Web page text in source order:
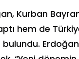
, Kurban
hem de